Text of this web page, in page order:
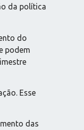
da política
do
podem
Esse
das